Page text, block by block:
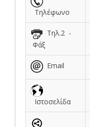
Τηλέφωνο
Τηλ.2 -
Φάξ
Email
Ιστοσελίδα